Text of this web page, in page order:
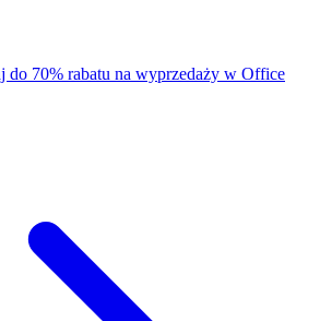
do 70% rabatu na wyprzedaży w Office